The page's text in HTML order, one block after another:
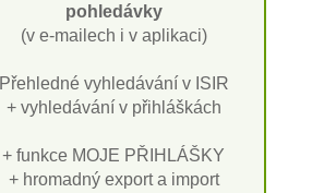
pohledávky
(v e-mailech i v aplikaci)
Přehledné vyhledávání v ISIR
+ vyhledávání v přihláškách
+ funkce MOJE PŘIHLÁŠKY
+ hromadný export a import